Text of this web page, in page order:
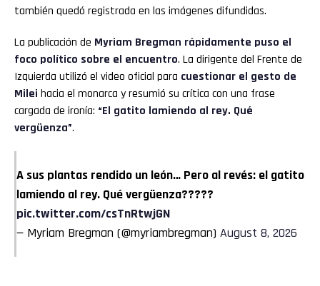
también quedó registrada en las imágenes difundidas.
La publicación de Myriam Bregman rápidamente puso el
foco político sobre el encuentro. La dirigente del Frente de
Izquierda utilizó el video oficial para cuestionar el gesto de
Milei hacia el monarca y resumió su crítica con una frase
cargada de ironía: “El gatito lamiendo al rey. Qué
vergüenza”.
A sus plantas rendido un león… Pero al revés: el gatito
lamiendo al rey. Qué vergüenza?????
pic.twitter.com/csTnRtwjGN
— Myriam Bregman (@myriambregman) August 8, 2026